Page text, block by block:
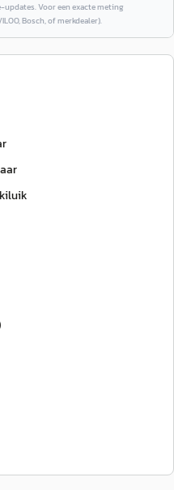
Voor een exacte meting
Bosch, of merkdealer).